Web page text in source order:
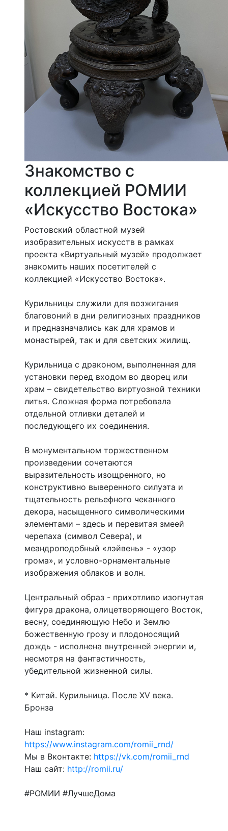
Знакомство с
коллекцией РОМИИ
«Искусство Востока»
Ростовский областной музей
изобразительных искусств в рамках
проекта «Виртуальный музей» продолжает
знакомить наших посетителей с
коллекцией «Искусство Востока».
Курильницы служили для возжигания
благовоний в дни религиозных праздников
и предназначались как для храмов и
монастырей, так и для светских жилищ.
Курильница с драконом, выполненная для
установки перед входом во дворец или
храм – свидетельство виртуозной техники
литья. Сложная форма потребовала
отдельной отливки деталей и
последующего их соединения.
В монументальном торжественном
произведении сочетаются
выразительность изощренного, но
конструктивно выверенного силуэта и
тщательность рельефного чеканного
декора, насыщенного символическими
элементами – здесь и перевитая змеей
черепаха (символ Севера), и
меандроподобный «лэйвень» - «узор
грома», и условно-орнаментальные
изображения облаков и волн.
Центральный образ - прихотливо изогнутая
фигура дракона, олицетворяющего Восток,
весну, соединяющую Небо и Землю
божественную грозу и плодоносящий
дождь - исполнена внутренней энергии и,
несмотря на фантастичность,
убедительной жизненной силы.
* Китай. Курильница. После XV века.
Бронза
Наш instagram:
https://www.instagram.com/romii_rnd/
Мы в Вконтакте: https://vk.com/romii_rnd
Наш сайт: http://romii.ru/
#РОМИИ #ЛучшеДома